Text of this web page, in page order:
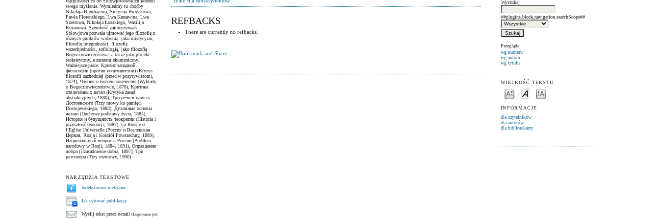
swego myślenia. Wymieńmy tu choćby
Nikołaja Bierdiajewa, Siergieja Bułgakowa,
Pawła Florenskiego, Lwa Karsawina, Lwa
Szestowa, Nikołaja Łosskiego, Wasilija
Rozanowa. Szerokość zainteresowań
Sołowjowa pozwala ujmować jego filozofię z
różnych punktów widzenia: jako mistycyzm,
filozofię integralności, filozofię
wszechjedności, sofiologię, jako filozofię
Bogoczłowieczeństwa, a także jako projekt
teokratyczny, a zarazem ekumeniczny.
Ważniejsze prace: Кризис западной
философии (против позитивистов) (Kryzys
filozofii zachodniej (przeciw pozytywistom),
1874), Чтения о Богочеловечестве (Wykłady
o Bogoczłowieczeństwie, 1878), Критика
отвлечённых начал (Krytyka zasad
abstrakcyjnych, 1880), Три речи в память
Достоевского (Trzy mowy ku pamięci
Dostojewskiego, 1883), Духовные основы
жизни (Duchowe podstawy życia, 1884),
История и будущность теократии (Historia i
przyszłość teokracji, 1887), La Russie et
l’Eglise Universelle (Россия и Вселенская
Церков, Rosja i Kościół Powszechny, 1889),
Национальный вопрос в России (Problem
narodowy w Rosji, 1884, 1891), Оправдание
добра (Uzasadnienie dobra, 1897), Три
разговора (Trzy rozmowy, 1900).
NARZĘDZIA TEKSTOWE
Indeksowane metadane
Jak cytować publikację
Wyślij tekst przez e-mail(Logowanie jest
Wyszukaj
##plugins.block.navigation.searchScope##
Przeglądaj
wg numeru
wg autora
wg tytułu
WIELKOŚĆ TEKSTU
INFORMACJE
dla czytelników
dla autorów
dla bibliotekarzy
REFBACKS
There are currently no refbacks.